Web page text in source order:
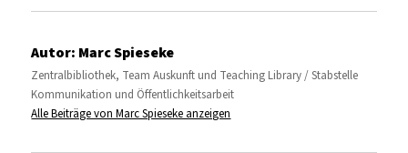
Autor: Marc Spieseke
Zentralbibliothek, Team Auskunft und Teaching Library / Stabstelle
Kommunikation und Öffentlichkeitsarbeit
Alle Beiträge von Marc Spieseke anzeigen